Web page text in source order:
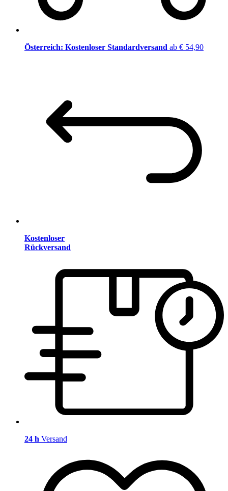
Österreich: Kostenloser Standardversand ab € 54,90
Kostenloser
Rückversand
24 h Versand